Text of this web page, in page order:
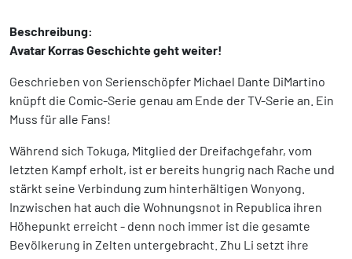
Beschreibung:
Avatar Korras Geschichte geht weiter!
Geschrieben von Serienschöpfer Michael Dante DiMartino
knüpft die Comic-Serie genau am Ende der TV-Serie an. Ein
Muss für alle Fans!
Während sich Tokuga, Mitglied der Dreifachgefahr, vom
letzten Kampf erholt, ist er bereits hungrig nach Rache und
stärkt seine Verbindung zum hinterhältigen Wonyong.
Inzwischen hat auch die Wohnungsnot in Republica ihren
Höhepunkt erreicht - denn noch immer ist die gesamte
Bevölkerung in Zelten untergebracht. Zhu Li setzt ihre